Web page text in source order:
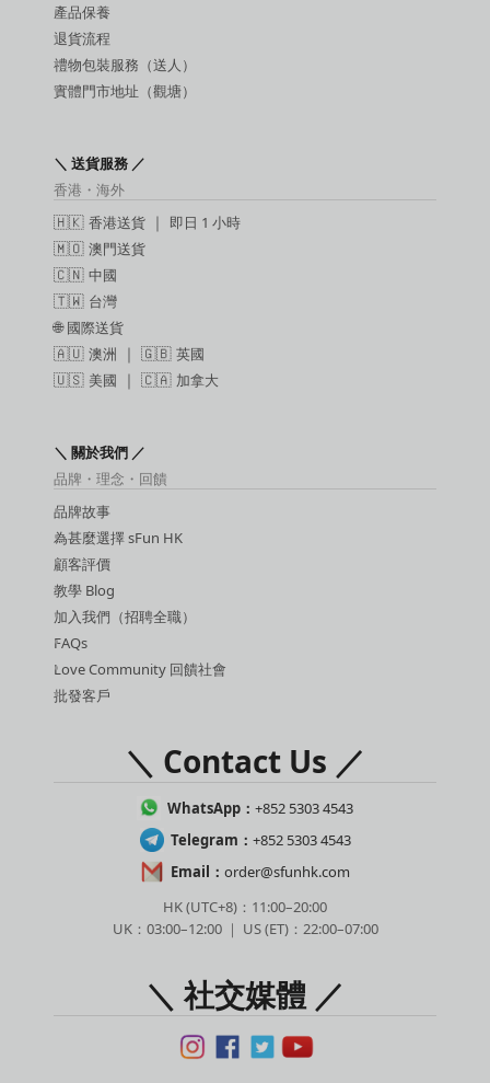
產品保養
退貨流程
禮物包裝服務（送人）
實體門市地址（觀塘）
＼ 送貨服務 ／
香港・海外
🇭🇰 香港送貨 ｜ 即日 1 小時
🇲🇴 澳門送貨
🇨🇳 中國
🇹🇼 台灣
🌐國際送貨
🇦🇺 澳洲 ｜ 🇬🇧 英國
🇺🇸 美國 ｜ 🇨🇦 加拿大
＼ 關於我們 ／
品牌・理念・回饋
品牌故事
為甚麼選擇 sFun HK
顧客評價
教學 Blog
加入我們（招聘全職）
FAQs
Love Community 回饋社會
批發客戶
＼ Contact Us ／
WhatsApp： +852 5303 4543
Telegram： +852 5303 4543
Email： order@sfunhk.com
HK (UTC+8)：11:00–20:00
UK：03:00–12:00 ｜ US (ET)：22:00–07:00
＼ 社交媒體 ／